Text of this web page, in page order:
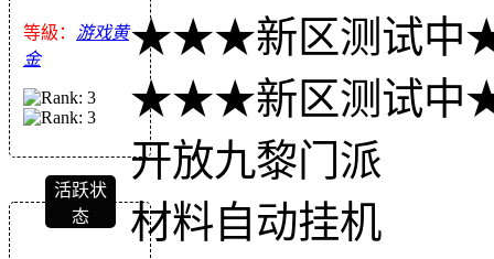
等級： 游戏黄
金
活跃状
态
★★★新区测试
★★★新区测试
开放九黎门派
材料自动挂机